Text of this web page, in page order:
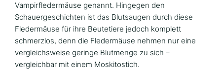
Vampirfledermäuse genannt. Hingegen den
Schauergeschichten ist das Blutsaugen durch diese
Fledermäuse für ihre Beutetiere jedoch komplett
schmerzlos, denn die Fledermäuse nehmen nur eine
vergleichsweise geringe Blutmenge zu sich –
vergleichbar mit einem Moskitostich.